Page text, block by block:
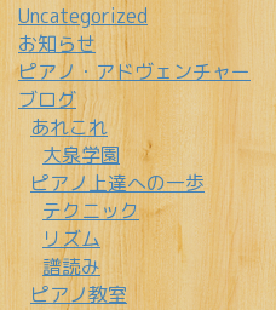
Uncategorized
お知らせ
ピアノ・アドヴェンチャー
ブログ
あれこれ
大泉学園
ピアノ上達への一歩
テクニック
リズム
譜読み
ピアノ教室